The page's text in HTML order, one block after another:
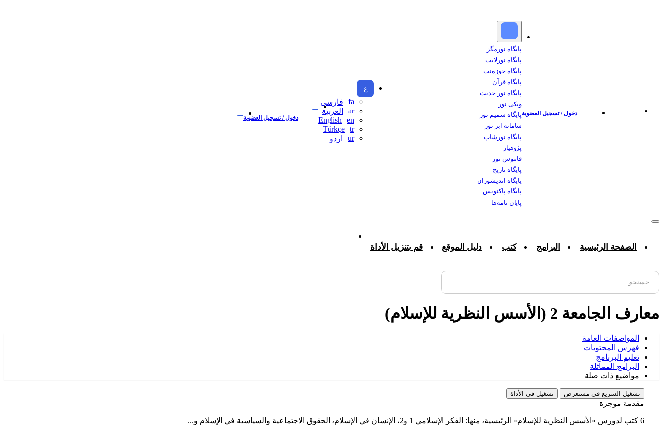
إضافة الرصيد دخول / تسجيل العضوية
پایگاه نورمگز
پایگاه نورلایب
پایگاه حوزه‌نت
پایگاه قرآن
پایگاه نور حدیث
ویکی نور
پایگاه سمیم نور
سامانه ابر نور
پایگاه نورشاپ
پژوهیار
قاموس نور
پایگاه تاریخ
پایگاه اندیشوران
پایگاه پاکنویس
پایان نامه‌ها
ع
fa
فارسی
ar
العربية
en
English
tr
Türkçe
ur
اردو
دخول / تسجيل العضوية
الصفحة الرئيسية البرامج كتب دليل الموقع قم بتنزيل الأداة
معارف الجامعة 2 (الأسس النظرية للإسلام)
المواصفات العامة
فهرس المحتويات
تعلیم البرنامج
البرامج المماثلة
مواضيع ذات صلة
تشغيل السریع فی مستعرض تشغيل في الأداة
مقدمة موجزة
6 كتب لدورس «الأسس النظرية للإسلام» الرئيسية، منها: الفكر الإسلامي 1 و2، الإنسان في الإسلام، الحقوق الاجتماعية والسياسية في الإسلام و...